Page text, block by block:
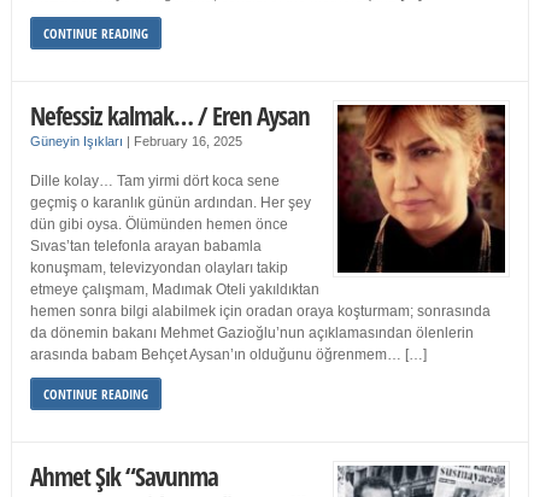
CONTINUE READING
Nefessiz kalmak… / Eren Aysan
Güneyin Işıkları | February 16, 2025
Dille kolay… Tam yirmi dört koca sene
geçmiş o karanlık günün ardından. Her şey
dün gibi oysa. Ölümünden hemen önce
Sıvas’tan telefonla arayan babamla
konuşmam, televizyondan olayları takip
etmeye çalışmam, Madımak Oteli yakıldıktan
hemen sonra bilgi alabilmek için oradan oraya koşturmam; sonrasında
da dönemin bakanı Mehmet Gazioğlu’nun açıklamasından ölenlerin
arasında babam Behçet Aysan’ın olduğunu öğrenmem… […]
CONTINUE READING
Ahmet Şık “Savunma